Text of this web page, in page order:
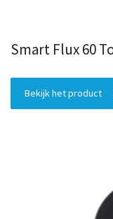
Smart Flux 60
Bekijk het product